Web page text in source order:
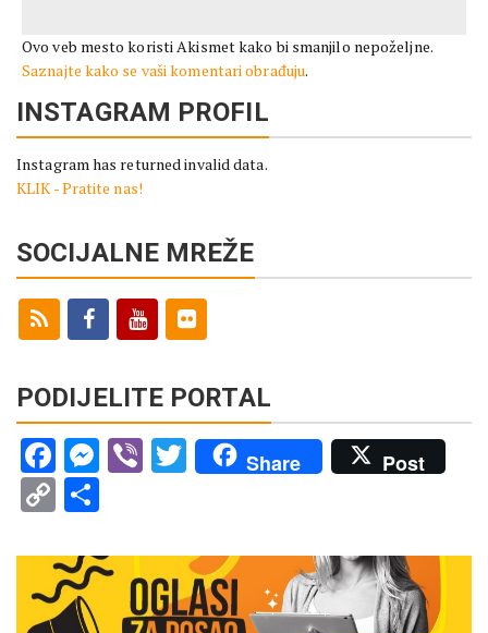
Ovo veb mesto koristi Akismet kako bi smanjilo nepoželjne.
Saznajte kako se vaši komentari obrađuju.
INSTAGRAM PROFIL
Instagram has returned invalid data.
KLIK - Pratite nas!
SOCIJALNE MREŽE
PODIJELITE PORTAL
Facebook
Messenger
ViberTwitter
Share Post
Copy